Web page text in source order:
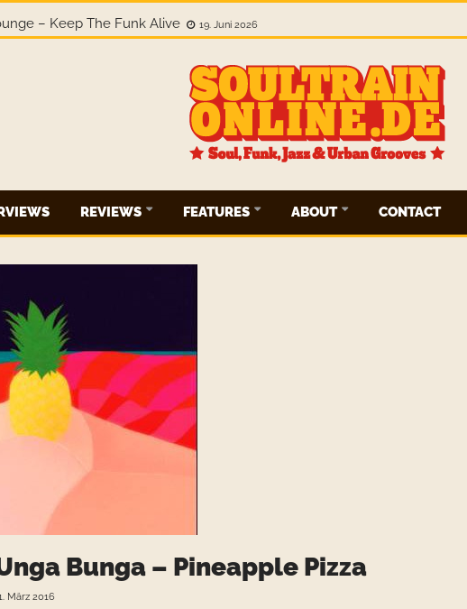
– Keep The Funk Alive 19. Juni 2026
REVIEWS FEATURES ABOUT CONTACT
Bunga – Pineapple Pizza
März 2016